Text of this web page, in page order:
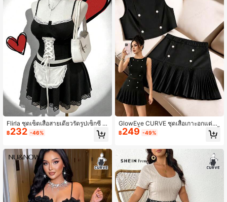
Flirla ชุดเซ็ตเสื้อสายเดี่ยวรัดรูปเซ็กซี่ แ
ต่งสีตัดกัน สำหรับสาวอวบ และกระโปร
งสั้น 2 ชิ้น
฿232 -46%
GlowEve CURVE ชุดเสื้อเกาะอกแต่งก
ระดุมสีพื้นสำหรับผู้หญิงพร้อมกระโปรงสั้
น, เสื้อครอปแขนกุดชายระบาย เหมาะ
ส่ในชีวิตประจำวัน
฿249 -49%